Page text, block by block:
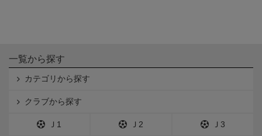
一覧から探す
カテゴリから探す
クラブから探す
Ｊ1 Ｊ2 Ｊ3